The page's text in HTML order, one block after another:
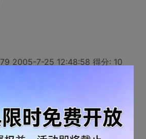
2005-7-25 12:48:58 得分: 10
by yourself.
2005-7-12 9:20:34 得分: 10